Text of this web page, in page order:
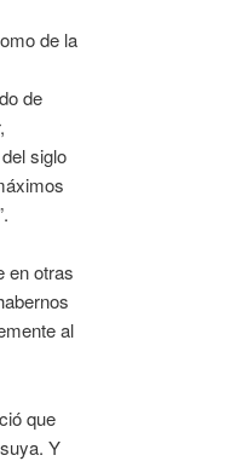
de la
de
siglo
en otras
al
que
Y